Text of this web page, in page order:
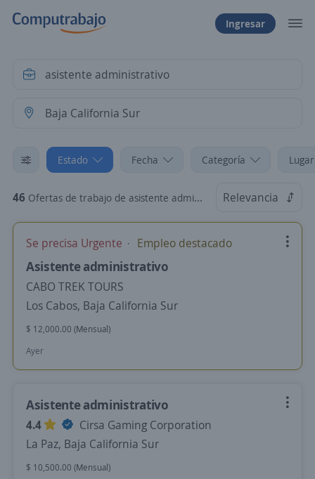
Ingresar
Estado Fecha Categoría
46 Ofertas de trabajo de asistente administrativo en Baja California Sur Relevancia
Se precisa Urgente Empleo destacado
Asistente administrativo
CABO TREK TOURS
Los Cabos, Baja California Sur
$ 12,000.00 (Mensual)
Ayer
Asistente administrativo
4.4
Cirsa Gaming Corporation
La Paz, Baja California Sur
$ 10,500.00 (Mensual)